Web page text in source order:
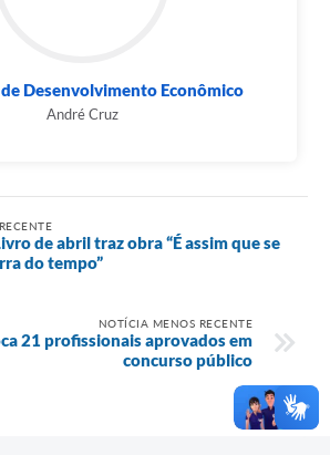
Desenvolvimento Econômico
André Cruz
de abril traz obra “É assim que se
do tempo”
NOTÍCIA MENOS RECENTE
21 profissionais aprovados em
concurso público